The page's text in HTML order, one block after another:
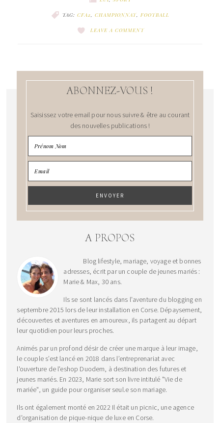
TAG: CFA2, CHAMPIONNAT, FOOTBALL
LEAVE A COMMENT
ABONNEZ-VOUS !
Saisissez votre email pour nous suivre & être au courant
des nouvelles publications !
A PROPOS
Blog lifestyle, mariage, voyage et bonnes
adresses, écrit par un couple de jeunes mariés :
Marie & Max, 30 ans.
Ils se sont lancés dans l'aventure du blogging en
septembre 2015 lors de leur installation en Corse. Dépaysement,
découvertes et aventures en amoureux, ils partagent au départ
leur quotidien pour leurs proches.
Animés par un profond désir de créer une marque à leur image,
le couple s’est lancé en 2018 dans l’entreprenariat avec
l'ouverture de l'eshop Duodem, à destination des futures et
jeunes mariés. En 2023, Marie sort son livre intitulé "Vie de
mariée", un guide pour organiser seul.e son mariage.
Ils ont également monté en 2022 Il était un picnic, une agence
d'organisation de pique-nique de luxe en Corse.